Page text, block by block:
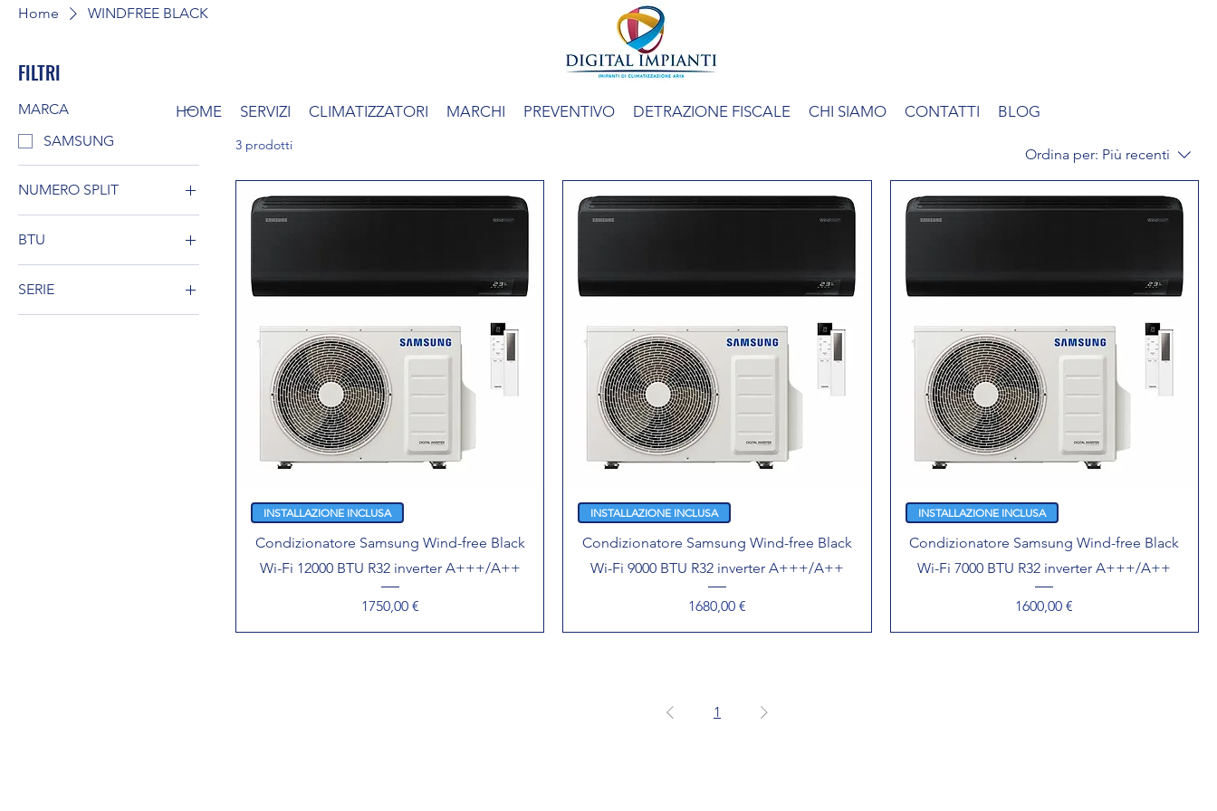
HOME SERVIZI CLIMATIZZATORI MARCHI PREVENTIVO DETRAZIONE FISCALE CHI SIAMO CONTATTI BLOG
Home WINDFREE BLACK
FILTRI
MARCA
SAMSUNG
NUMERO SPLIT
BTU
9000
SERIE
WINDFREE BLACK
3 prodotti
Ordina per: Più recenti
INSTALLAZIONE INCLUSA
Condizionatore Samsung Wind-free Black
Wi-Fi 12000 BTU R32 inverter A+++/A++
Prezzo
1750,00 €
INSTALLAZIONE INCLUSA
Condizionatore Samsung Wind-free Black
Wi-Fi 9000 BTU R32 inverter A+++/A++
Prezzo
1680,00 €
INSTALLAZIONE INCLUSA
Condizionatore Samsung Wind-free Black
Wi-Fi 7000 BTU R32 inverter A+++/A++
Prezzo
1600,00 €
1